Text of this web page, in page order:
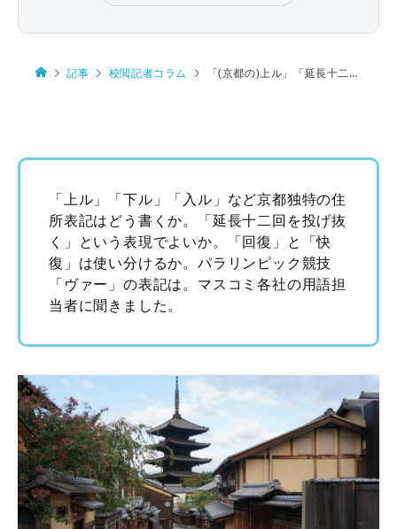
記事 校閲記者コラム 「(京都の)上ル」「延長十二回を投げ抜く」「快復」「ヴァー」
「上ル」「下ル」「入ル」など京都独特の住
所表記はどう書くか。「延長十二回を投げ抜
く」という表現でよいか。「回復」と「快
復」は使い分けるか。パラリンピック競技
「ヴァー」の表記は。マスコミ各社の用語担
当者に聞きました。